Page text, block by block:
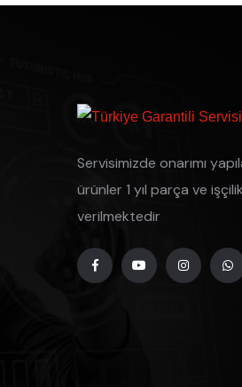
Servisimizde onarımı
ürünler 1 yıl parça ve
verilmektedir